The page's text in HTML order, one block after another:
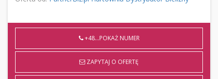
+48...POKAŻ NUMER
ZAPYTAJ O OFERTĘ